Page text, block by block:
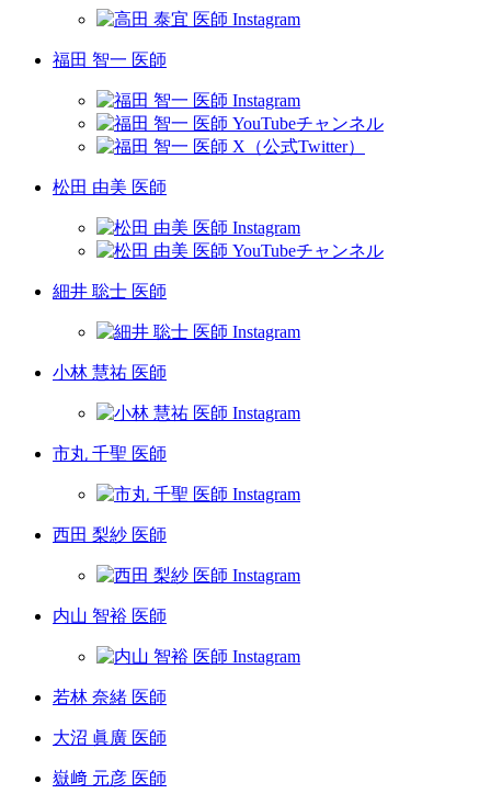
福田 智一 医師
松田 由美 医師
細井 聡士 医師
小林 慧祐 医師
市丸 千聖 医師
西田 梨紗 医師
内山 智裕 医師
若林 奈緒 医師
大沼 眞廣 医師
嶽﨑 元彦 医師